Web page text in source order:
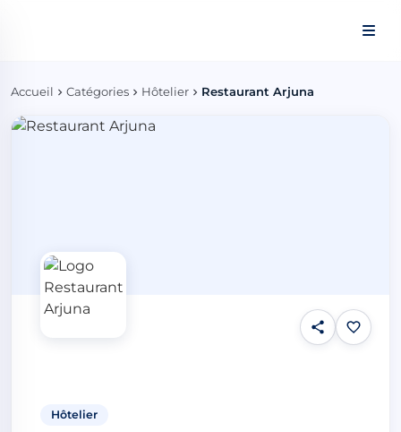
Accueil Catégories Hôtelier Restaurant Arjuna
Hôtelier